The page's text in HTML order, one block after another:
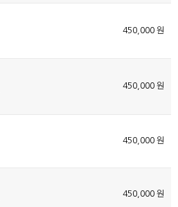
450,000 원
450,000 원
450,000 원
450,000 원